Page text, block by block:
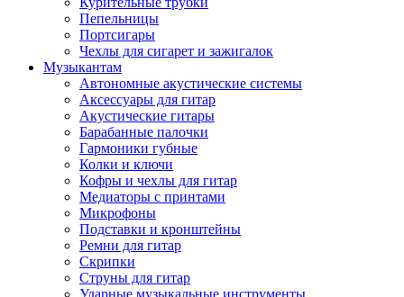
Пепельницы
Портсигары
Чехлы для сигарет и зажигалок
Музыкантам
Автономные акустические системы
Аксессуары для гитар
Акустические гитары
Барабанные палочки
Гармоники губные
Колки и ключи
Кофры и чехлы для гитар
Медиаторы с принтами
Микрофоны
Подставки и кронштейны
Ремни для гитар
Скрипки
Струны для гитар
Ударные музыкальные инструменты